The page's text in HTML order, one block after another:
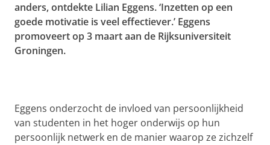
anders, ontdekte Lilian Eggens. ‘Inzetten op een
goede motivatie is veel effectiever.’ Eggens
promoveert op 3 maart aan de Rijksuniversiteit
Groningen.
Eggens onderzocht de invloed van persoonlijkheid
van studenten in het hoger onderwijs op hun
persoonlijk netwerk en de manier waarop ze zichzelf